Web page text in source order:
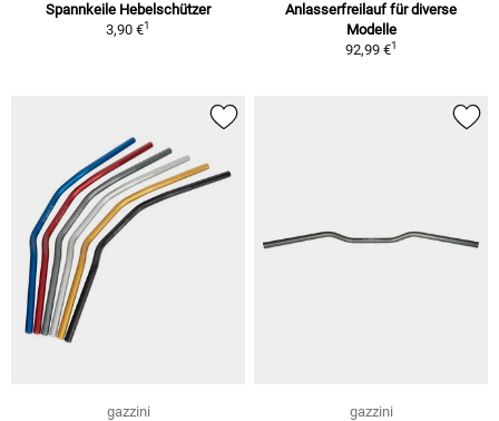
Spannkeile Hebelschützer
3,90 €1
Anlasserfreilauf für diverse
Modelle
92,99 €1
gazzini
gazzini